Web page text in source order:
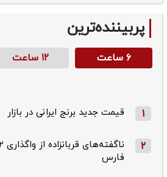
پربیننده‌ترین
۶ ساعت ۱۲ ساعت
1 قیمت جدید برنج ایرانی در بازار
2
فارس